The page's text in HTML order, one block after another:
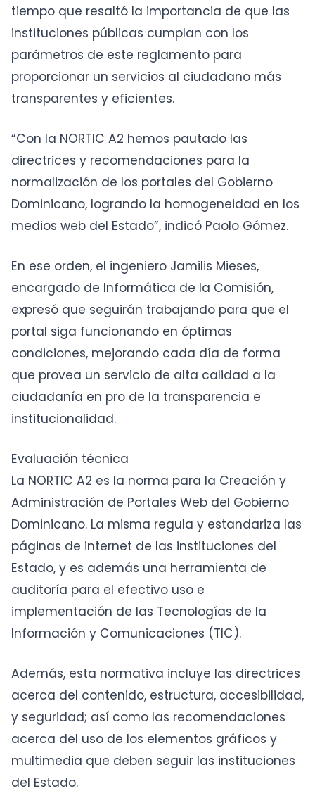
tiempo que resaltó la importancia de que las
instituciones públicas cumplan con los
parámetros de este reglamento para
proporcionar un servicios al ciudadano más
transparentes y eficientes.
“Con la NORTIC A2 hemos pautado las
directrices y recomendaciones para la
normalización de los portales del Gobierno
Dominicano, logrando la homogeneidad en los
medios web del Estado”, indicó Paolo Gómez.
En ese orden, el ingeniero Jamilis Mieses,
encargado de Informática de la Comisión,
expresó que seguirán trabajando para que el
portal siga funcionando en óptimas
condiciones, mejorando cada día de forma
que provea un servicio de alta calidad a la
ciudadanía en pro de la transparencia e
institucionalidad.
Evaluación técnica
La NORTIC A2 es la norma para la Creación y
Administración de Portales Web del Gobierno
Dominicano. La misma regula y estandariza las
páginas de internet de las instituciones del
Estado, y es además una herramienta de
auditoría para el efectivo uso e
implementación de las Tecnologías de la
Información y Comunicaciones (TIC).
Además, esta normativa incluye las directrices
acerca del contenido, estructura, accesibilidad,
y seguridad; así como las recomendaciones
acerca del uso de los elementos gráficos y
multimedia que deben seguir las instituciones
del Estado.